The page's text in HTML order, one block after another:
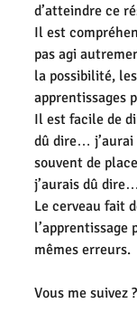
d’atteindre ce
Il est
pas agi
la possibilité,
apprentissages
Il est facile de
dû dire…
souvent de
j’aurais dû
Le cerveau fait
l’apprentissage
mêmes erreurs.
Vous me suivez ?